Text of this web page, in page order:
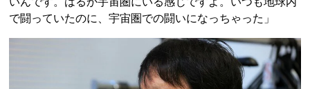
で闘っていたのに、宇宙圏での闘いになっちゃった」